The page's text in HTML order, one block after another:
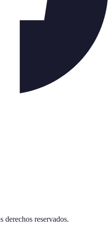
derechos reservados.